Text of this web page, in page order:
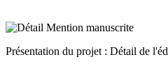
Présentation du projet : Détail de